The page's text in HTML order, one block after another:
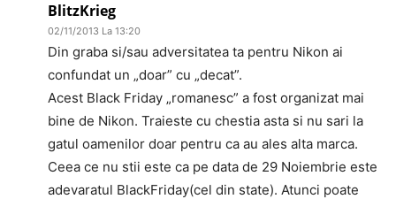
BlitzKrieg
02/11/2013 La 13:20
Din graba si/sau adversitatea ta pentru Nikon ai
confundat un „doar” cu „decat”.
Acest Black Friday „romanesc” a fost organizat mai
bine de Nikon. Traieste cu chestia asta si nu sari la
gatul oamenilor doar pentru ca au ales alta marca.
Ceea ce nu stii este ca pe data de 29 Noiembrie este
adevaratul BlackFriday(cel din state). Atunci poate